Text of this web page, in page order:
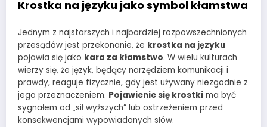
Krostka na języku jako symbol kłamstwa
Jednym z najstarszych i najbardziej rozpowszechnionych
przesądów jest przekonanie, że krostka na języku
pojawia się jako kara za kłamstwo. W wielu kulturach
wierzy się, że język, będący narzędziem komunikacji i
prawdy, reaguje fizycznie, gdy jest używany niezgodnie z
jego przeznaczeniem. Pojawienie się krostki ma być
sygnałem od „sił wyższych” lub ostrzeżeniem przed
konsekwencjami wypowiadanych słów.